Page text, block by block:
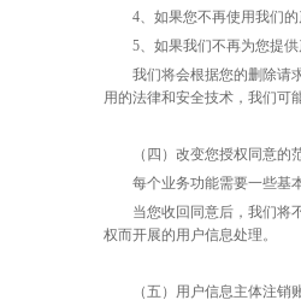
4、如果您不再使用我们
5、如果我们不再为您提供
我们将会根据您的删除请
用的法律和安全技术，我们可
（四）改变您授权同意的
每个业务功能需要一些基
当您收回同意后，我们将
权而开展的用户信息处理。
（五）用户信息主体注销